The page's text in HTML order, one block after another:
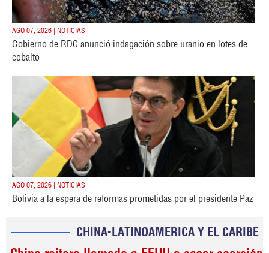
AGO 07, 2026 | NOTICIAS
Gobierno de RDC anunció indagación sobre uranio en lotes de
cobalto
AGO 07, 2026 | NOTICIAS
Bolivia a la espera de reformas prometidas por el presidente Paz
CHINA-LATINOAMERICA Y EL CARIBE